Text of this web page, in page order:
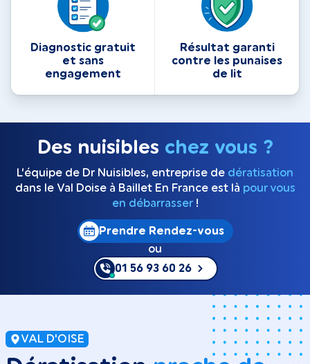
Diagnostic gratuit
et sans
engagement
Résultat garanti
contre les punaises
de lit
Des nuisibles chez vous ?
L’équipe de Dr Nuisibles, entreprise de dératisation
dans le Val Doise à Baillet En France est là pour vous
en débarrasser!
Prendre Rendez-vous
ou
01 56 93 60 26
VAL D'OISE